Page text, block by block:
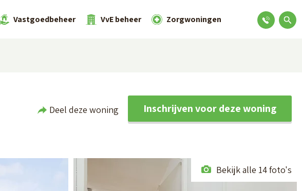
Vastgoedbeheer VvE beheer Zorgwoningen
Deel deze woning Inschrijven voor deze woning
Bekijk alle 14 foto's